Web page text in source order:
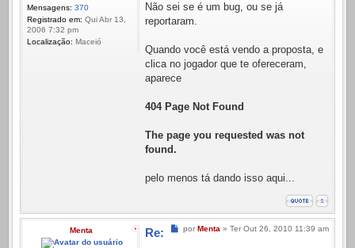
Mensagens: 370
Registrado em: Qui Abr 13,
2006 7:32 pm
Localização: Maceió
Não sei se é um bug, ou se já
reportaram.
Quando você está vendo a proposta, e
clica no jogador que te ofereceram,
aparece
404 Page Not Found
The page you requested was not
found.
pelo menos tá dando isso aqui...
Menta Mensagem
por Menta » Ter Out 26, 2010 11:39 am
Re: